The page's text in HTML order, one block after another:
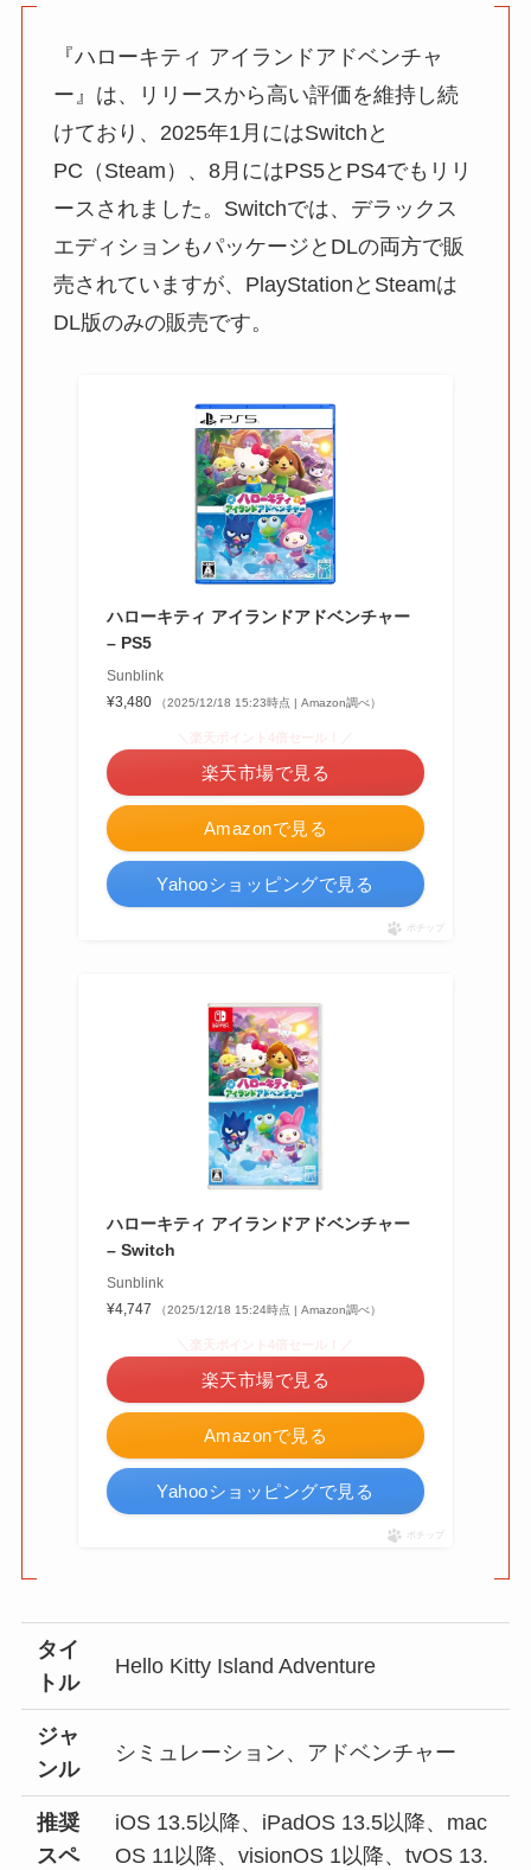
『ハローキティ アイランドアドベンチャ
ー』は、リリースから高い評価を維持し続
けており、2025年1月にはSwitchと
PC（Steam）、8月にはPS5とPS4でもリリ
ースされました。Switchでは、デラックス
エディションもパッケージとDLの両方で販
売されていますが、PlayStationとSteamは
DL版のみの販売です。
ハローキティ アイランドアドベンチャー
– PS5
Sunblink
¥3,480
（2025/12/18 15:23時点 | Amazon調べ）
Amazonで見る
楽天市場で見る
Yahooショッピングで見る
ポチップ
ハローキティ アイランドアドベンチャー
– Switch
Sunblink
¥4,747
（2025/12/18 15:24時点 | Amazon調べ）
Amazonで見る
楽天市場で見る
Yahooショッピングで見る
ポチップ
タイ
トル
Hello Kitty Island Adventure
ジャ
ンル
シミュレーション、アドベンチャー
推奨
スペ
iOS 13.5以降、iPadOS 13.5以降、mac
OS 11以降、visionOS 1以降、tvOS 13.